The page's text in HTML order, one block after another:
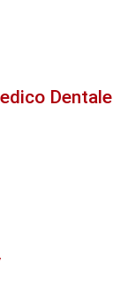
Dentale